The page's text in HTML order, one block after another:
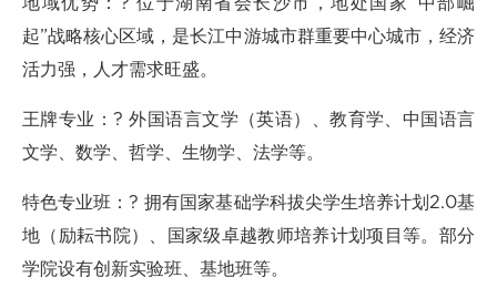
起”战略核心区域，是长江中游城市群重要中心城市，经济
活力强，人才需求旺盛。
王牌专业：? 外国语言文学（英语）、教育学、中国语言
文学、数学、哲学、生物学、法学等。
特色专业班：? 拥有国家基础学科拔尖学生培养计划2.0基
地（励耘书院）、国家级卓越教师培养计划项目等。部分
学院设有创新实验班、基地班等。